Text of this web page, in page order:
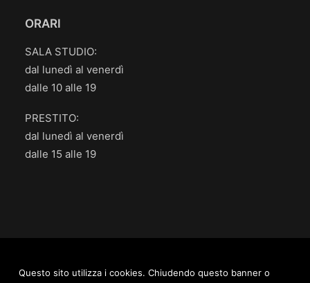
ORARI
SALA STUDIO:
dal lunedì al venerdì
dalle 10 alle 19
PRESTITO:
dal lunedì al venerdì
dalle 15 alle 19
Questo sito utilizza i cookies. Chiudendo questo banner o